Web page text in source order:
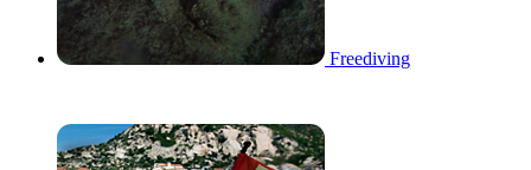
Freediving